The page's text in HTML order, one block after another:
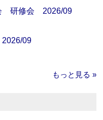
研修会 2026/09
09
もっと見る »